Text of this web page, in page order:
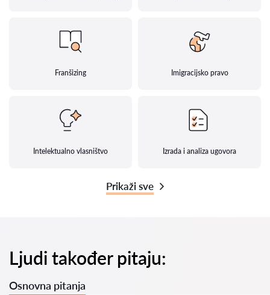
Franšizing Imigracijsko pravo
Intelektualno vlasništvo Izrada i analiza ugovora
Prikaži sve
Ljudi također pitaju:
Osnovna pitanja